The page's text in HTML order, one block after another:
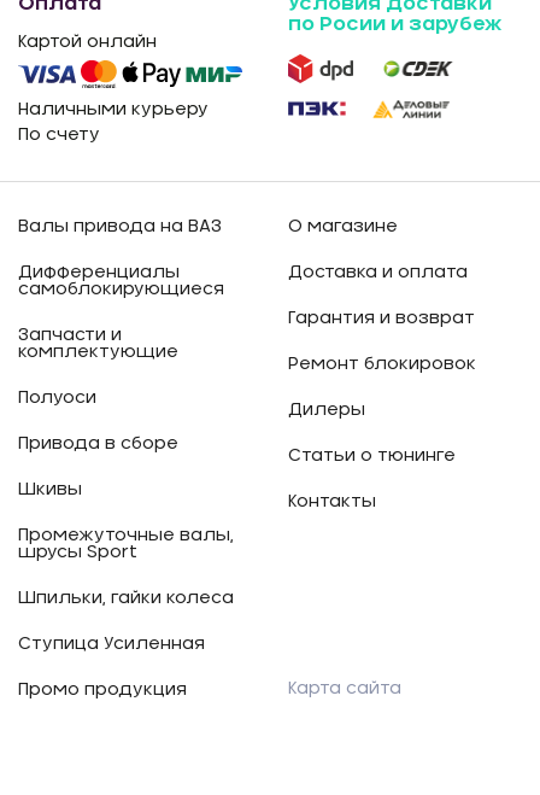
Картой онлайн
Наличными курьеру
По счету
по Росии и зарубеж
Валы привода на ВАЗ
Дифференциалы
самоблокирующиеся
Запчасти и
комплектующие
Полуоси
Привода в сборе
Шкивы
Промежуточные валы,
шрусы Sport
Шпильки, гайки колеса
Ступица Усиленная
Промо продукция
О магазине
Доставка и оплата
Гарантия и возврат
Ремонт блокировок
Дилеры
Статьи о тюнинге
Контакты
Карта сайта